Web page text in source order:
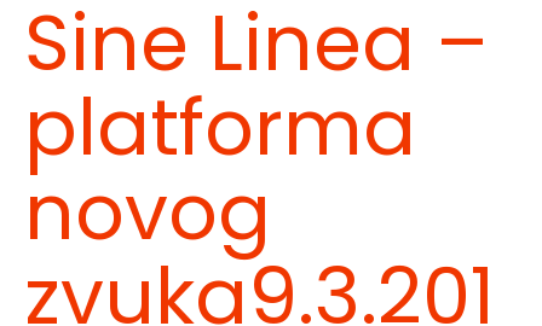
Sine Linea –
platforma
novog
zvuka9.3.201